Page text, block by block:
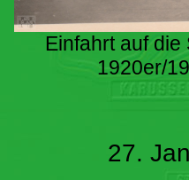
Einfahrt auf
1920er/
27.